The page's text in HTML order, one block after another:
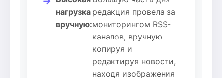
нагрузка
вручную:
редакция провела за
мониторингом RSS-
каналов, вручную
копируя и
редактируя новости,
находя изображения